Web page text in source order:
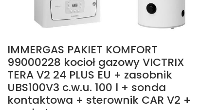
IMMERGAS PAKIET KOMFORT
99000228 kocioł gazowy VICTRIX
TERA V2 24 PLUS EU + zasobnik
UBS100V3 c.w.u. 100 l + sonda
kontaktowa + sterownik CAR V2 +